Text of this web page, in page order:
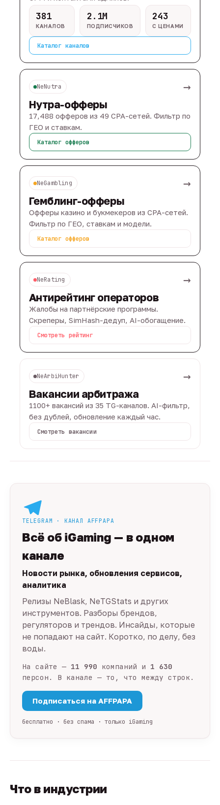
381
КАНАЛОВ
2.1M
ПОДПИСЧИКОВ
243
С ЦЕНАМИ
Каталог каналов
NeNutra →
Нутра-офферы
17,488 офферов из 49 CPA-сетей. Фильтр по
ГЕО и ставкам.
Каталог офферов
NeGambling →
Гемблинг-офферы
Офферы казино и букмекеров из CPA-сетей.
Фильтр по ГЕО, ставкам и модели.
Каталог офферов
NeRating →
Антирейтинг операторов
Жалобы на партнёрские программы.
Скреперы, SimHash-дедуп, AI-обогащение.
Смотреть рейтинг
NeArbiHunter →
Вакансии арбитража
1100+ вакансий из 35 TG-каналов. AI-фильтр,
без дублей, обновление каждый час.
Смотреть вакансии
TELEGRAM · КАНАЛ AFFPAPA
Всё об iGaming — в одном
канале
Новости рынка, обновления сервисов,
аналитика
Релизы NeBlask, NeTGStats и других
инструментов. Разборы брендов,
регуляторов и трендов. Инсайды, которые
не попадают на сайт. Коротко, по делу, без
воды.
На сайте — 11 990 компаний и 1 630
персон. В канале — то, что между строк.
Подписаться на AFFPAPA
бесплатно · без спама · только iGaming
Что в индустрии